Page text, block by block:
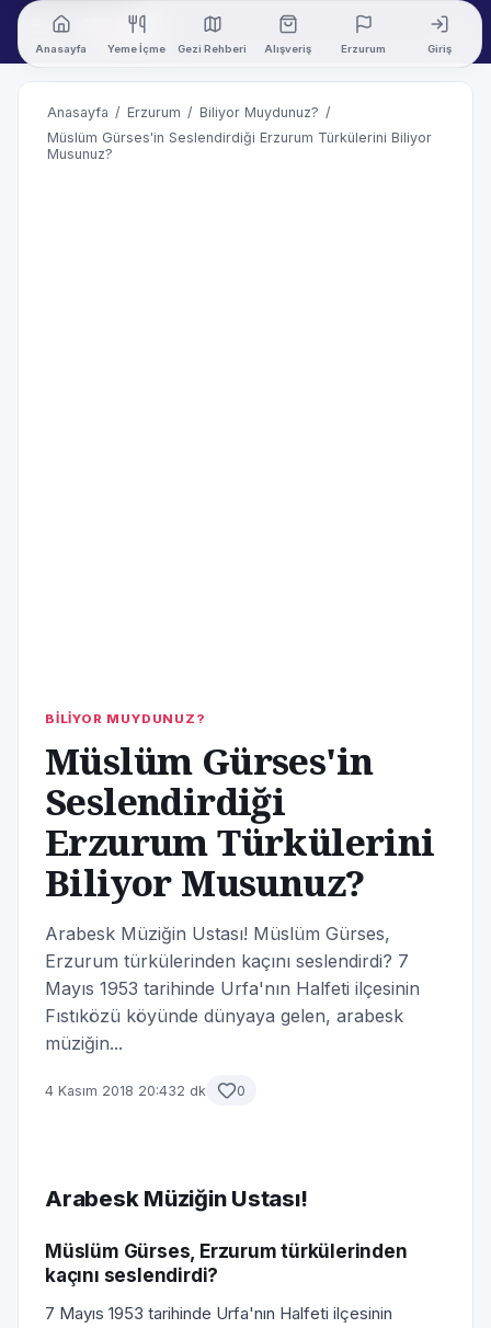
Anasayfa Yeme İçme Gezi Rehberi Alışveriş Erzurum Giriş
Anasayfa / Erzurum / Biliyor Muydunuz? /
Müslüm Gürses'in Seslendirdiği Erzurum Türkülerini Biliyor
Musunuz?
BİLİYOR MUYDUNUZ?
Müslüm Gürses'in
Seslendirdiği
Erzurum Türkülerini
Biliyor Musunuz?
Arabesk Müziğin Ustası! Müslüm Gürses,
Erzurum türkülerinden kaçını seslendirdi? 7
Mayıs 1953 tarihinde Urfa'nın Halfeti ilçesinin
Fıstıközü köyünde dünyaya gelen, arabesk
müziğin...
4 Kasım 2018 20:432 dk 0
Arabesk Müziğin Ustası!
Müslüm Gürses, Erzurum türkülerinden
kaçını seslendirdi?
7 Mayıs 1953 tarihinde Urfa'nın Halfeti ilçesinin